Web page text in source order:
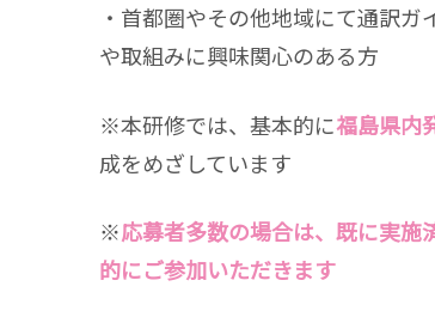
・首都圏やその他地域にて通訳
や取組みに興味関心のある方
※本研修では、基本的に福島県内
成をめざしています
※応募者多数の場合は、既に実
的にご参加いただきます